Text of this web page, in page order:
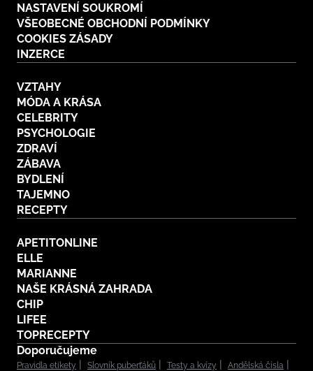
NASTAVENÍ SOUKROMÍ
VŠEOBECNÉ OBCHODNÍ PODMÍNKY
COOKIES ZÁSADY
INZERCE
VZTAHY
MÓDA A KRÁSA
CELEBRITY
PSYCHOLOGIE
ZDRAVÍ
ZÁBAVA
BYDLENÍ
TAJEMNO
RECEPTY
APETITONLINE
ELLE
MARIANNE
NAŠE KRÁSNÁ ZAHRADA
CHIP
LIFEE
TOPRECEPTY
Doporučujeme
Pravidla etikety Slovník puberťáků Testy a kvízy
Andělská čísla